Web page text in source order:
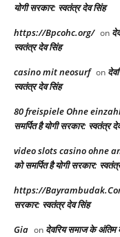
योगी सरकार: स्वतंत्र देव सिंह
https://Bpcohc.org/ on
स्वतंत्र देव सिंह
casino mit neosurf on
स्वतंत्र देव सिंह
80 freispiele Ohne
समर्पित है योगी सरकार: स्वतंत्र
video slots casino ohne
को समर्पित है योगी सरकार:
https://
सरकार: स्वतंत्र देव सिंह
Gia on देवरिय समाज के अंतिम